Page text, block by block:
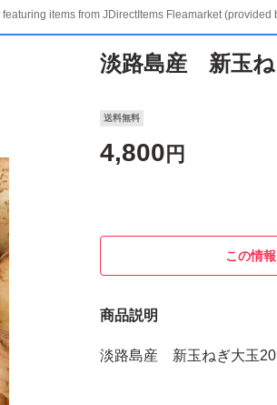
items from JDirectItems Fleamarket (provided
淡路島産 新玉ね
送料無料
4,800 円
この情
商品説明
淡路島産 新玉ねぎ大玉20